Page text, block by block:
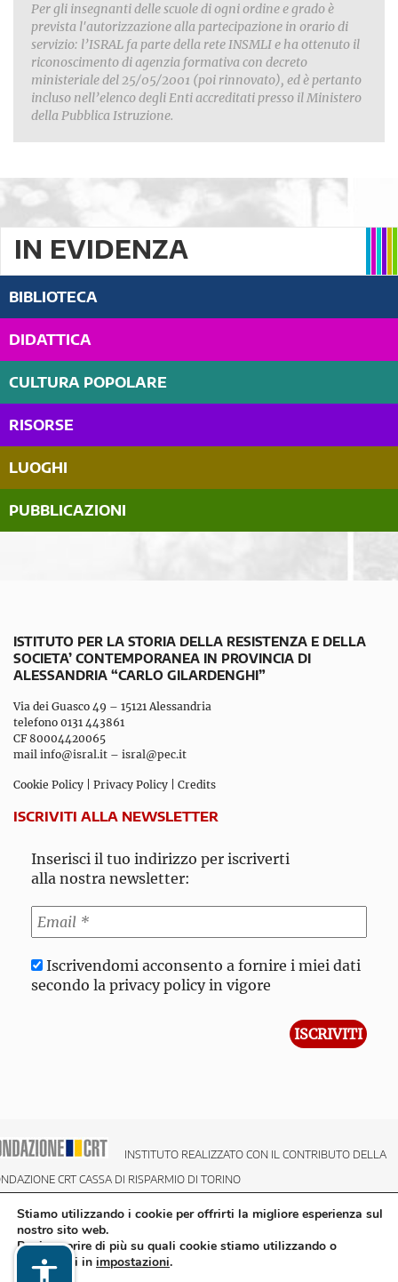
Per gli insegnanti delle scuole di ogni ordine e grado è
prevista l'autorizzazione alla partecipazione in orario di
servizio: l’ISRAL fa parte della rete INSMLI e ha ottenuto il
riconoscimento di agenzia formativa con decreto
ministeriale del 25/05/2001 (poi rinnovato), ed è pertanto
incluso nell’elenco degli Enti accreditati presso il Ministero
della Pubblica Istruzione.
IN EVIDENZA
BIBLIOTECA
DIDATTICA
CULTURA POPOLARE
RISORSE
LUOGHI
PUBBLICAZIONI
ISTITUTO PER LA STORIA DELLA RESISTENZA E DELLA
SOCIETA’ CONTEMPORANEA IN PROVINCIA DI
ALESSANDRIA “CARLO GILARDENGHI”
Via dei Guasco 49 – 15121 Alessandria
telefono 0131 443861
CF 80004420065
mail info@isral.it – isral@pec.it
Cookie Policy Privacy Policy Credits
ISCRIVITI ALLA NEWSLETTER
Inserisci il tuo indirizzo per iscriverti
alla nostra newsletter:
Iscrivendomi acconsento a fornire i miei dati
secondo la privacy policy in vigore
INSTITUTO REALIZZATO CON IL CONTRIBUTO DELLA
CRT CASSA DI RISPARMIO DI TORINO
Stiamo utilizzando i cookie per offrirti la migliore esperienza sul
nostro sito web.
Puoi scoprire di più su quali cookie stiamo utilizzando o
disattivarli in impostazioni.